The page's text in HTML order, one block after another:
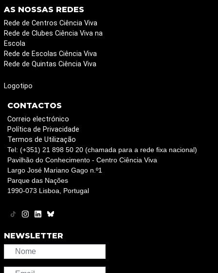
AS NOSSAS REDES
Rede de Centros Ciência Viva
Rede de Clubes Ciência Viva na
Escola
Rede de Escolas Ciência Viva
Rede de Quintas Ciência Viva
Logotipo
CONTACTOS
Correio electrónico
Política de Privacidade
Termos de Utilização
Tel: (+351) 21 898 50 20 (chamada para a rede fixa nacional)
Pavilhão do Conhecimento - Centro Ciência Viva
Largo José Mariano Gago n.º1
Parque das Nações
1990-073 Lisboa, Portugal
NEWSLETTER